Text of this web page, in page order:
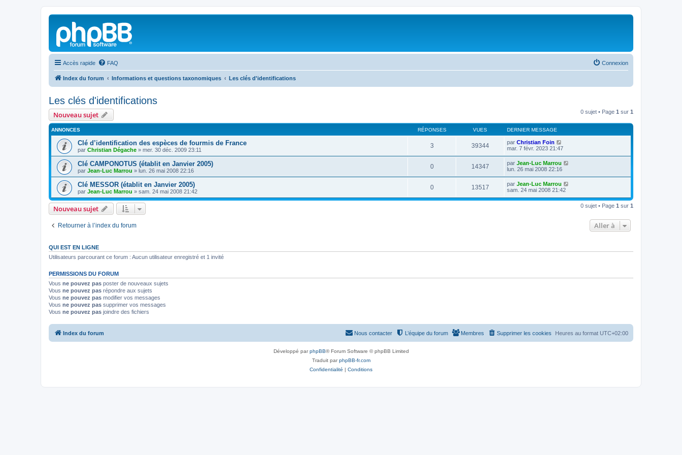
Accès rapide FAQ Connexion
Index du forum Informations et questions taxonomiques Les clés d'identifications
Les clés d'identifications
Nouveau sujet 0 sujet • Page 1 sur 1
ANNONCES RÉPONSES VUES DERNIER MESSAGE
Clé d’identification des espèces de fourmis de France
par Christian Dégache » mer. 30 déc. 2009 23:11
3 39344 par Christian Foin
mar. 7 févr. 2023 21:47
Clé CAMPONOTUS (établit en Janvier 2005)
par Jean-Luc Marrou » lun. 26 mai 2008 22:16
0 14347 par Jean-Luc Marrou
lun. 26 mai 2008 22:16
Clé MESSOR (établit en Janvier 2005)
par Jean-Luc Marrou » sam. 24 mai 2008 21:42
0 13517 par Jean-Luc Marrou
sam. 24 mai 2008 21:42
Nouveau sujet 0 sujet • Page 1 sur 1
Retourner à l’index du forum Aller à
QUI EST EN LIGNE
Utilisateurs parcourant ce forum : Aucun utilisateur enregistré et 1 invité
PERMISSIONS DU FORUM
Vous ne pouvez pas poster de nouveaux sujets
Vous ne pouvez pas répondre aux sujets
Vous ne pouvez pas modifier vos messages
Vous ne pouvez pas supprimer vos messages
Vous ne pouvez pas joindre des fichiers
Index du forum Heures au format UTC+02:00
Supprimer les cookies
Membres
L’équipe du forum
Nous contacter
Développé parphpBB® Forum Software © phpBB Limited
Traduit parphpBB-fr.com
Confidentialité | Conditions